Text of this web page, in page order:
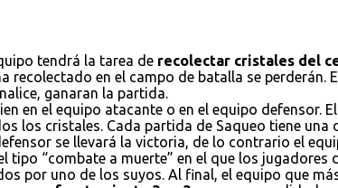
tendrá la tarea de recolectar cristales del
en el campo de batalla se perderán.
ganaran la partida.
en el equipo atacante o en el equipo defensor.
los cristales. Cada partida de Saqueo tiene una
se llevará la victoria, de lo contrario el
tipo “combate a muerte” en el que los
por uno de los suyos. Al final, el equipo que